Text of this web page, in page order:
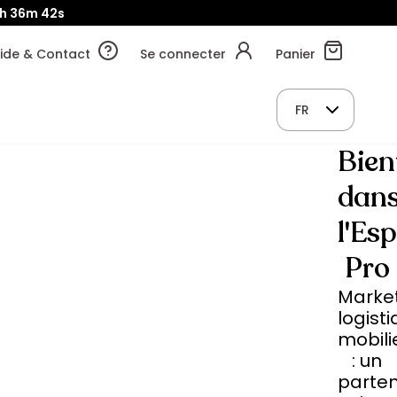
36m 42s
& Contact Se connecter Panier
FR
Pro
: un